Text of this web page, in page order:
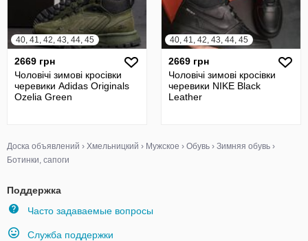
40, 41, 42, 43, 44, 45
2669 грн
Чоловічі зимові кросівки
черевики Adidas Originals
Ozelia Green
40, 41, 42, 43, 44, 45
2669 грн
Чоловічі зимові кросівки
черевики NIKE Black
Leather
Доска объявлений › Хмельницкий › Мужское › Обувь › Зимняя обувь ›
Ботинки, сапоги
Поддержка
Часто задаваемые вопросы
Служба поддержки